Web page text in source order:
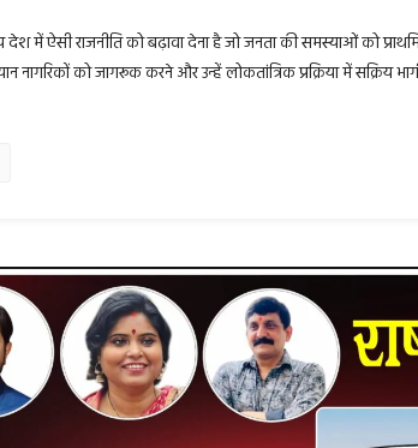
देश में ऐसी राजनीति को बढ़ावा देना है जो जनता की समस्याओं को
नागरिकों को जागरूक करने और उन्हें लोकतांत्रिक प्रक्रिया में सक्रिय